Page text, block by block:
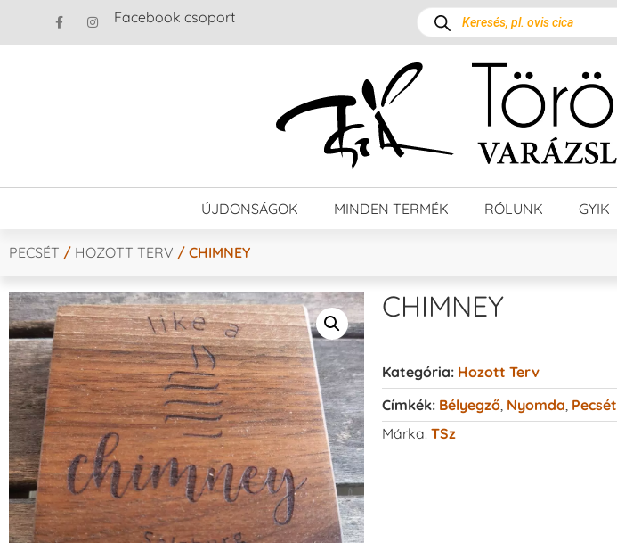
Facebook csoport
ÚJDONSÁGOK MINDEN TERMÉK RÓLUNK GYIK
PECSÉT / HOZOTT TERV / CHIMNEY
CHIMNEY
Kategória: Hozott Terv
Címkék: Bélyegző, Nyomda Pecsét
Márka: TSz